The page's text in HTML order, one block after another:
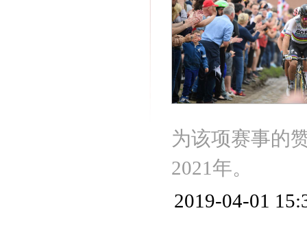
为该项赛事的
2021年。
2019-04-01